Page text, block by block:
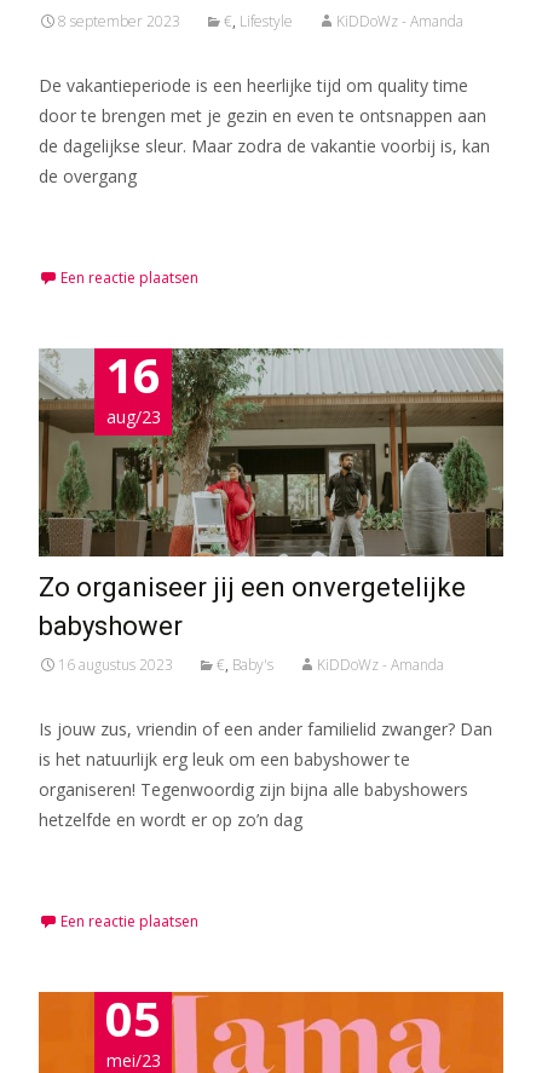
8 september 2023 €, Lifestyle KiDDoWz - Amanda
De vakantieperiode is een heerlijke tijd om quality time
door te brengen met je gezin en even te ontsnappen aan
de dagelijkse sleur. Maar zodra de vakantie voorbij is, kan
de overgang
Een reactie plaatsen
16
aug/23
Zo organiseer jij een onvergetelijke
babyshower
16 augustus 2023 €, Baby's KiDDoWz - Amanda
Is jouw zus, vriendin of een ander familielid zwanger? Dan
is het natuurlijk erg leuk om een babyshower te
organiseren! Tegenwoordig zijn bijna alle babyshowers
hetzelfde en wordt er op zo’n dag
Een reactie plaatsen
05
mei/23